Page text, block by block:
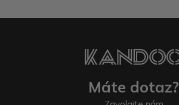
Máte dotaz?